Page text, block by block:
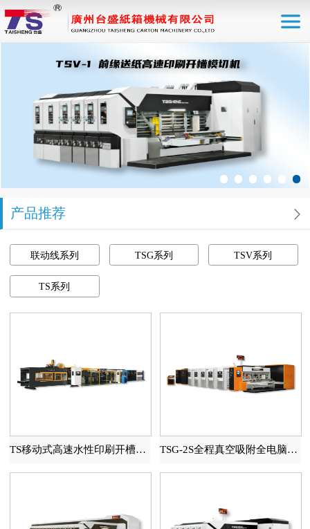
产品推荐
联动线系列 TSG系列 TSV系列
TS系列
TS移动式高速水性印刷开槽模切糊箱联动线 TSG-2S全程真空吸附全电脑高速印刷开槽模切机